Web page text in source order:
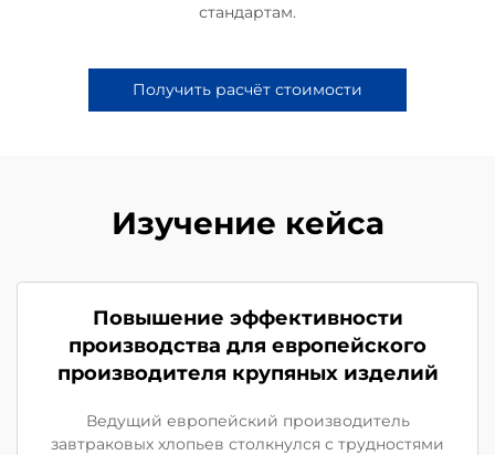
стандартам.
Получить расчёт стоимости
Изучение кейса
Повышение эффективности
производства для европейского
производителя крупяных изделий
Ведущий европейский производитель
завтраковых хлопьев столкнулся с трудностями